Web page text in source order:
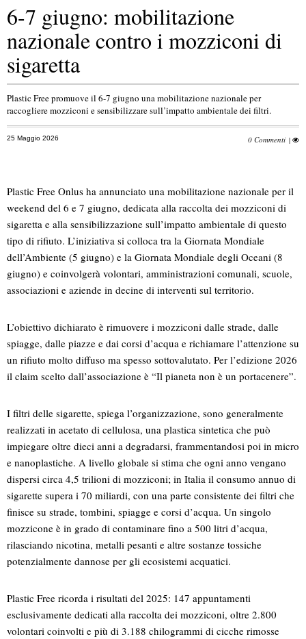
6-7 giugno: mobilitazione
nazionale contro i mozziconi di
sigaretta
Plastic Free promuove il 6-7 giugno una mobilitazione nazionale per
raccogliere mozziconi e sensibilizzare sull’impatto ambientale dei filtri.
25 Maggio 2026 0 Commenti |
Plastic Free Onlus ha annunciato una mobilitazione nazionale per il
weekend del 6 e 7 giugno, dedicata alla raccolta dei mozziconi di
sigaretta e alla sensibilizzazione sull’impatto ambientale di questo
tipo di rifiuto. L’iniziativa si colloca tra la Giornata Mondiale
dell’Ambiente (5 giugno) e la Giornata Mondiale degli Oceani (8
giugno) e coinvolgerà volontari, amministrazioni comunali, scuole,
associazioni e aziende in decine di interventi sul territorio.
L’obiettivo dichiarato è rimuovere i mozziconi dalle strade, dalle
spiagge, dalle piazze e dai corsi d’acqua e richiamare l’attenzione su
un rifiuto molto diffuso ma spesso sottovalutato. Per l’edizione 2026
il claim scelto dall’associazione è “Il pianeta non è un portacenere”.
I filtri delle sigarette, spiega l’organizzazione, sono generalmente
realizzati in acetato di cellulosa, una plastica sintetica che può
impiegare oltre dieci anni a degradarsi, frammentandosi poi in micro
e nanoplastiche. A livello globale si stima che ogni anno vengano
dispersi circa 4,5 trilioni di mozziconi; in Italia il consumo annuo di
sigarette supera i 70 miliardi, con una parte consistente dei filtri che
finisce su strade, tombini, spiagge e corsi d’acqua. Un singolo
mozzicone è in grado di contaminare fino a 500 litri d’acqua,
rilasciando nicotina, metalli pesanti e altre sostanze tossiche
potenzialmente dannose per gli ecosistemi acquatici.
Plastic Free ricorda i risultati del 2025: 147 appuntamenti
esclusivamente dedicati alla raccolta dei mozziconi, oltre 2.800
volontari coinvolti e più di 3.188 chilogrammi di cicche rimosse